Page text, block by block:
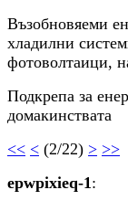
Възобновяеми
хладилни
фотоволтаици,
Подкрепа за
домакинствата
<< < (2/22) > >>
epwpixieq-1: